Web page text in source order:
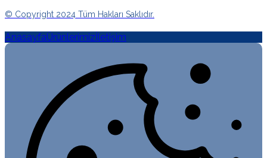
© Copyright 2024 Tüm Hakları Saklıdır.
AnasayfaÜrünlerimizİletişim